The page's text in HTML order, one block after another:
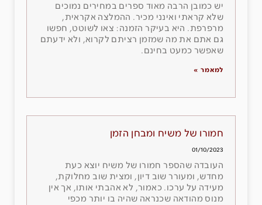
יש כמובן הרבה מאוד ספרים במחירים נמוכים
שלא קראתי ואינני מכיר. ההמלצה אקראית,
מרפרפת. היא בעיקר הזמנה: צאו לשוטט, חפשו
גם אתם את מה שמזמן רציתם לקרוא, ולא ידעתם
שאפשר כמעט בחינם.
למאמר »
חמורו של משיח ומבחן הזמן
01/10/2023
העובדה שהספר חמורו של משיח יוצא כעת
מחדש, ומעורר שוב דיון, ומצית שוב מחלוקת,
מעידה על ערכו. כאמור, לא אהבתי אותו, אך אין
מנוס מהודאה שכנראה שהיה בו יותר מכפי